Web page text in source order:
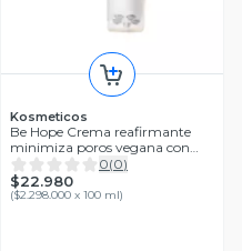
Kosmeticos
Be Hope Crema reafirmante
minimiza poros vegana con
Roll on
0(0)
$22.980
($2.298.000 x 100 ml)